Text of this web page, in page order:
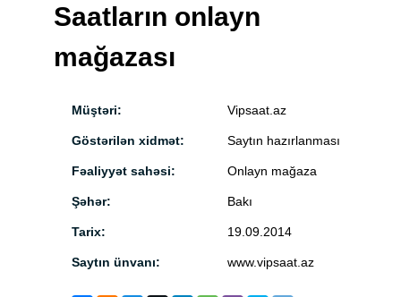
Saatların onlayn
mağazası
Müştəri: Vipsaat.az
Göstərilən xidmət: Saytın hazırlanması
Fəaliyyət sahəsi: Onlayn mağaza
Şəhər: Bakı
Tarix: 19.09.2014
Saytın ünvanı: www.vipsaat.az